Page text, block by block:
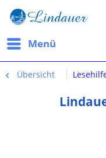
Menü
Übersicht